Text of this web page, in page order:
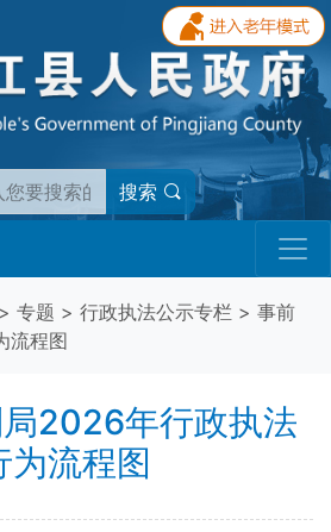
搜索
> 专题 > 行政执法公示专栏 > 事前
流程图
2026年行政执法
为流程图